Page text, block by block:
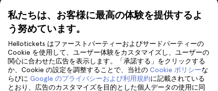
私たちは、お客様に最高の体験を提供するよ
う努めています。
Hellotickets はファーストパーティーおよびサードパーティーの
Cookie を使用して、ユーザー体験をカスタマイズし、ユーザーの
関心に合わせた広告を表示します。「承諾する」をクリックする
か、Cookie の設定を調整することで、当社の Cookie ポリシーな
らびに Google のプライバシーおよび利用規約に記載されている
とおり、広告のカスタマイズを目的とした個人データの使用に同
個人情報保護方針
利用規約
法律相談
cookie
グラナダ
サポート
サポート
フォローしてください